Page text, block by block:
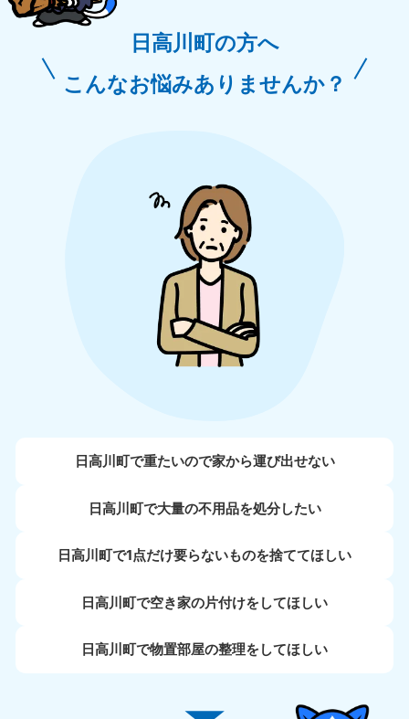
日高川町の方へ
こんなお悩みありませんか？
日高川町で重たいので家から運び出せない
日高川町で大量の不用品を処分したい
日高川町で1点だけ要らないものを捨ててほしい
日高川町で空き家の片付けをしてほしい
日高川町で物置部屋の整理をしてほしい